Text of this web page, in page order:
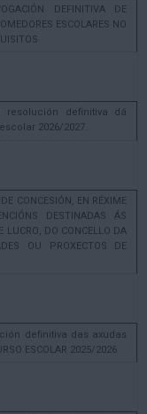
DEFINITIVA DE
ESCOLARES NO
resolución definitiva dá
2026/2027.
CONCESIÓN, EN RÉXIME
DESTINADAS ÁS
LUCRO, DO CONCELLO DA
OU PROXECTOS DE
definitiva das axudas
ESCOLAR 2025/2026